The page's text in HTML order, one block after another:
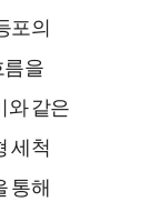
포의
름을
와 같은
세척
통해